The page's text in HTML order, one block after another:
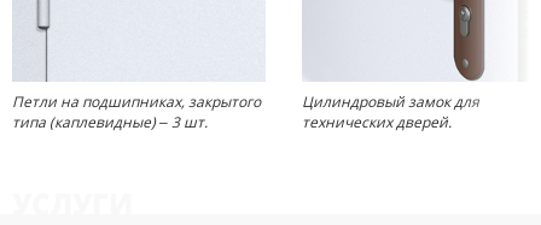
Петли на подшипниках, закрытого
типа (каплевидные) – 3 шт.
Цилиндровый замок для
технических дверей.